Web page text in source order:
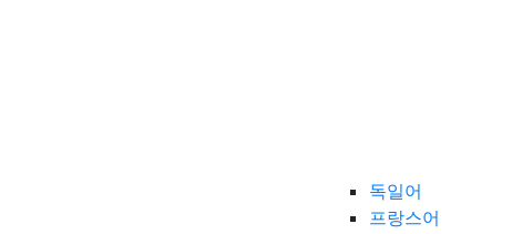
독일어
프랑스어